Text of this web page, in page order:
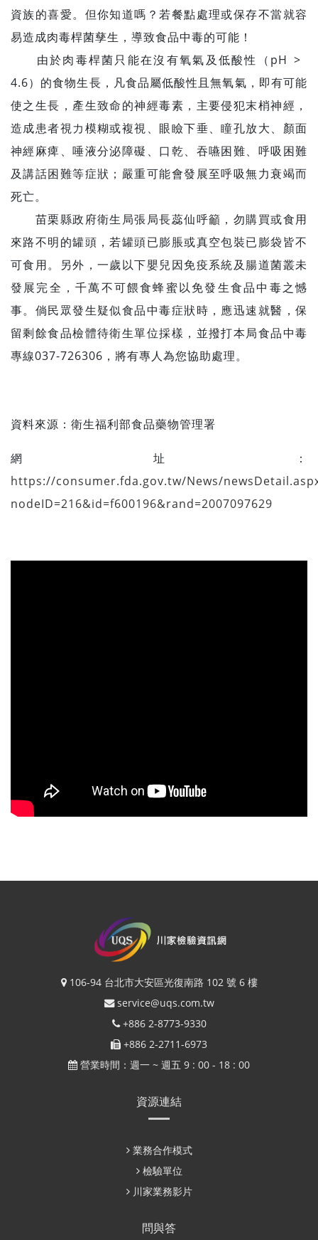
資族的喜愛。但你知道嗎？若餐點處理或保存不當就容
易造成肉毒桿菌孳生，導致食品中毒的可能！
由於肉毒桿菌只能在沒有氧氣及低酸性（pH >
4.6）的食物生長，凡食品屬低酸性且無氧氣，即有可能
使之生長，產生致命的神經毒素，主要侵犯末梢神經，
造成患者視力模糊或複視、眼瞼下垂、瞳孔放大、顏面
神經麻痺、唾液分泌障礙、口乾、吞嚥困難、呼吸困難
及講話困難等症狀；嚴重可能會發展至呼吸無力衰竭而
死亡。
苗栗縣政府衛生局張局長蕊仙呼籲，勿購買或食用
來路不明的罐頭，若罐頭已膨脹或真空包裝已膨袋皆不
可食用。另外，一歲以下嬰兒因免疫系統及腸道菌叢未
發展完全，千萬不可餵食蜂蜜以免發生食品中毒之憾
事。倘民眾發生疑似食品中毒症狀時，應迅速就醫，保
留剩餘食品檢體待衛生單位採樣，並撥打本局食品中毒
專線037-726306，將有專人為您協助處理。
資料來源： 衛生福利部食品藥物管理署
網址：
https://consumer.fda.gov.tw/News/
nodeID=216&id=f600196&rand=2007097629
106-94 台北市大安區光復南路 102 號 6 樓
service@uqs.com.tw
+886 2-8773-9330
+886 2-2711-6973
營業時間：週一 ~ 週五 9 : 00 - 18 : 00
資源連結
業務合作模式
檢驗單位
川家業務影片
問與答